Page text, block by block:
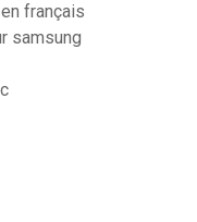
français
samsung